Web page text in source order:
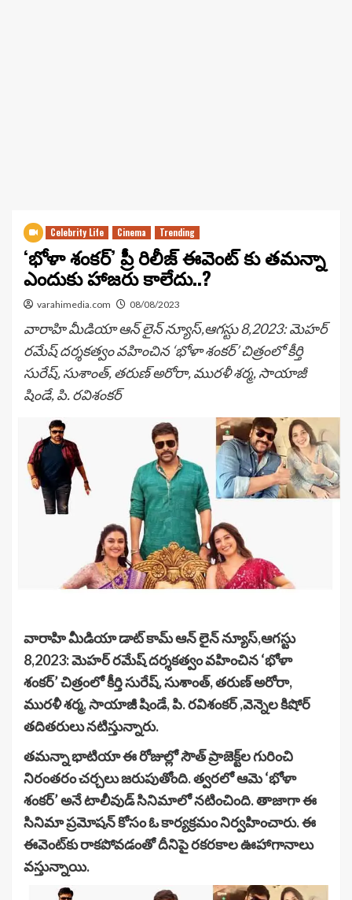
Celebrity Life Cinema Trending
‘భోళా శంకర్’ ప్రీ రిలీజ్ ఈవెంట్ కు తమన్నా
ఎందుకు హాజరు కాలేదు..?
varahimedia.com 08/08/2023
వారాహి మీడియా ఆన్ లైన్ న్యూస్,ఆగస్టు 8,2023: మెహర్
రమేష్ దర్శకత్వం వహించిన ‘భోళా శంకర్’ చిత్రంలో కీర్తి
సురేష్, సుశాంత్, తరుణ్ అరోరా, మురళీ శర్మ, సాయాజీ
షిండే, పి. రవిశంకర్
వారాహి మీడియా డాట్ కామ్ ఆన్ లైన్ న్యూస్,ఆగస్టు
8,2023: మెహర్ రమేష్ దర్శకత్వం వహించిన ‘భోళా
శంకర్’ చిత్రంలో కీర్తి సురేష్, సుశాంత్, తరుణ్ అరోరా,
మురళీ శర్మ, సాయాజీ షిండే, పి. రవిశంకర్ ,వెన్నెల కిషోర్
తదితరులు నటిస్తున్నారు.
తమన్నా భాటియా ఈ రోజుల్లో సౌత్ ప్రాజెక్ట్‌ల గురించి
నిరంతరం చర్చలు జరుపుతోంది. త్వరలో ఆమె ‘భోళా
శంకర్’ అనే టాలీవుడ్ సినిమాలో నటించింది. తాజాగా ఈ
సినిమా ప్రమోషన్ కోసం ఓ కార్యక్రమం నిర్వహించారు. ఈ
ఈవెంట్‌కు రాకపోవడంతో దీనిపై రకరకాల ఊహాగానాలు
వస్తున్నాయి.